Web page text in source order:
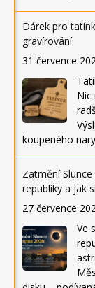
Dárek pro
gravírování
31 července
Nic
koupeného
Zatmění
republiky a jak
27 července
Ve